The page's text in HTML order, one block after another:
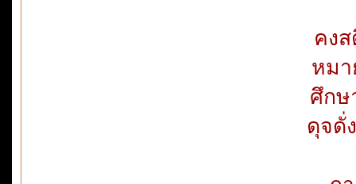
คงส
หมา
ศึกษ
ดุจดั่